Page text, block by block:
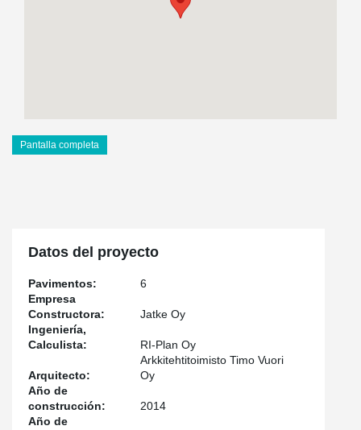
Pantalla completa
Datos del proyecto
Pavimentos:
6
Empresa
Constructora:
Jatke Oy
Ingeniería,
Calculista:
RI-Plan Oy
Arquitecto:
Arkkitehtitoimisto Timo Vuori
Oy
Año de
construcción:
2014
Año de